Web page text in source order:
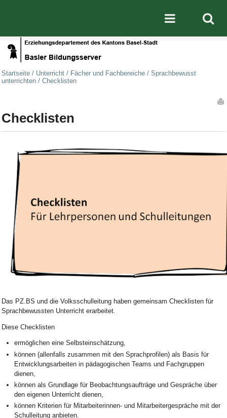
Mobile
Startseite / Unterricht / Fächer und Fachbereiche / Sprachbewusst
unterrichten / Checklisten
Checklisten
Das PZ.BS und die Volksschulleitung haben gemeinsam Checklisten für
Sprachbewussten Unterricht erarbeitet.
Diese Checklisten
ermöglichen eine Selbsteinschätzung,
können (allenfalls zusammen mit den Sprachprofilen) als Basis für
Entwicklungsarbeiten in pädagogischen Teams und Fachgruppen
dienen,
können als Grundlage für Beobachtungsaufträge und Gespräche über
den eigenen Unterricht dienen,
können Kriterien für Mitarbeiterinnen- und Mitarbeitergespräche mit der
Schulleitung anbieten.